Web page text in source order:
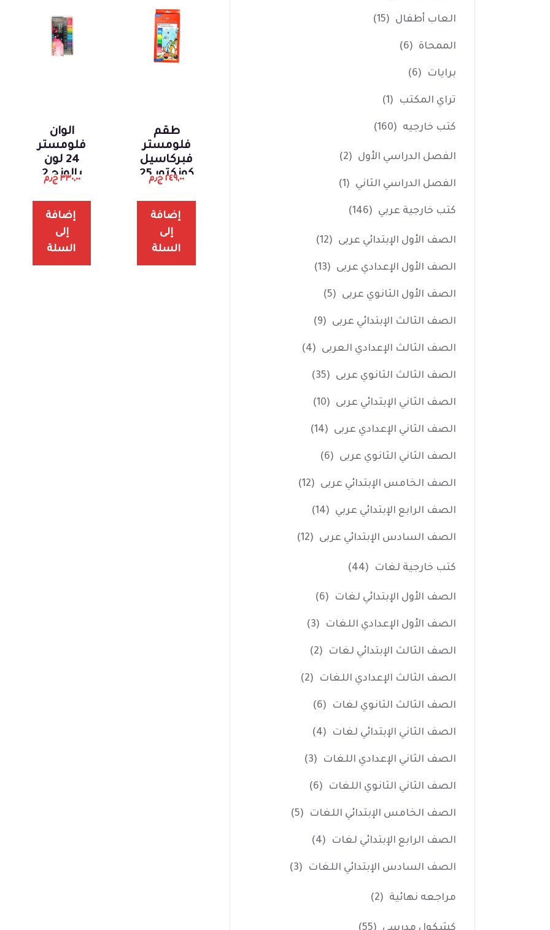
طقم
فلومستر
فبركاسيل
كونكتور 25
لون
٢٤٩,٠٠ ج٫م
إضافة
إلى
السلة
الوان
فلومستر
24 لون
يالونج 2
لون
٣٣٠,٠٠ ج٫م
إضافة
إلى
السلة
العاب أطفال (15)
الممحاة (6)
برايات (6)
تراي المكتب (1)
كتب خارجيه (160)
الفصل الدراسي الأول (2)
الفصل الدراسي الثاني (1)
كتب خارجية عربي (146)
الصف الأول الإبتدائي عربى (12)
الصف الأول الإعدادي عربى (13)
الصف الأول الثانوي عربى (5)
الصف الثالث الإبتدائي عربى (9)
الصف الثالث الإعدادي العربى (4)
الصف الثالث الثانوي عربى (35)
الصف الثاني الإبتدائي عربى (10)
الصف الثاني الإعدادي عربى (14)
الصف الثاني الثانوي عربى (6)
الصف الخامس الإبتدائي عربى (12)
الصف الرابع الإبتدائي عربي (14)
الصف السادس الإبتدائي عربى (12)
كتب خارجية لغات (44)
الصف الأول الإبتدائي لغات (6)
الصف الأول الإعدادي اللغات (3)
الصف الثالث الإبتدائي لغات (2)
الصف الثالث الإعدادي اللغات (2)
الصف الثالث الثانوي لغات (6)
الصف الثاني الإبتدائي لغات (4)
الصف الثاني الإعدادي اللغات (3)
الصف الثاني الثانوي اللغات (6)
الصف الخامس الإبتدائي اللغات (5)
الصف الرابع الإبتدائي لغات (4)
الصف السادس الإبتدائي اللغات (3)
مراجعه نهائية (2)